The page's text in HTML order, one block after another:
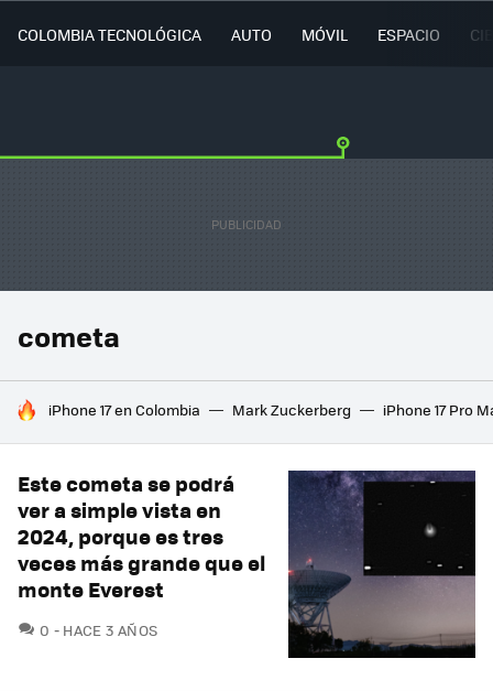
COLOMBIA TECNOLÓGICA AUTO MÓVIL ESPACIO
cometa
HOY SE HABLA DE
iPhone 17 en Colombia Mark Zuckerberg iPhone 17 Pro
Este cometa se podrá
ver a simple vista en
2024, porque es tres
veces más grande que el
monte Everest
0 COMENTARIOS
HACE 3 AÑOS